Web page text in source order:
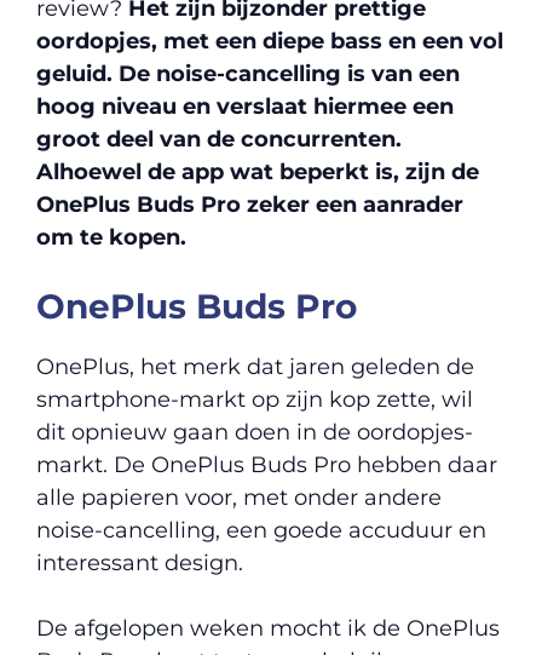
review? Het zijn bijzonder prettige
oordopjes, met een diepe bass en een vol
geluid. De noise-cancelling is van een
hoog niveau en verslaat hiermee een
groot deel van de concurrenten.
Alhoewel de app wat beperkt is, zijn de
OnePlus Buds Pro zeker een aanrader
om te kopen.
OnePlus Buds Pro
OnePlus, het merk dat jaren geleden de
smartphone-markt op zijn kop zette, wil
dit opnieuw gaan doen in de oordopjes-
markt. De OnePlus Buds Pro hebben daar
alle papieren voor, met onder andere
noise-cancelling, een goede accuduur en
interessant design.
De afgelopen weken mocht ik de OnePlus